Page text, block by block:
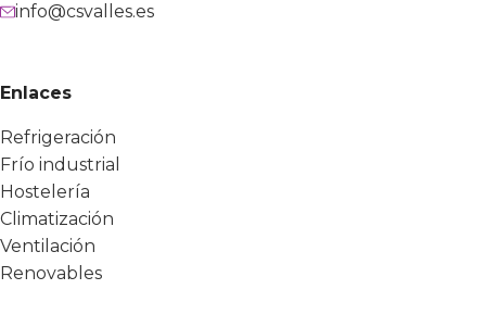
info@csvalles.es
Enlaces
Refrigeración
Frío industrial
Hostelería
Climatización
Ventilación
Renovables